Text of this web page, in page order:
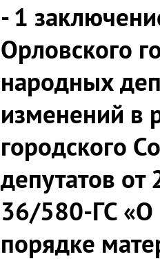
- 1
Орловского
народных
изменений в
городского
депутатов от
36/580-ГС
порядке